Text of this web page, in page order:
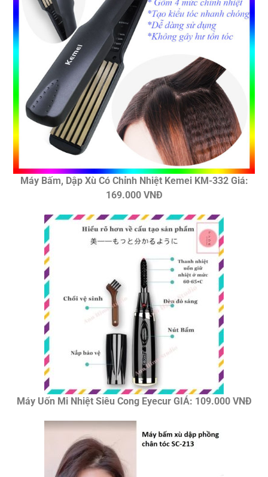
Máy Bấm, Dập Xù Có Chỉnh Nhiệt Kemei KM-332 Giá:
169.000 VNĐ
Máy Uốn Mi Nhiệt Siêu Cong Eyecur GIÁ: 109.000 VNĐ